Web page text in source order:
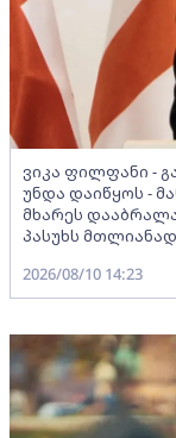
ვიკა ფილფანი -
უნდა დაიწყოს -
მხარეს
პასუხს
2026/08/10 14:23